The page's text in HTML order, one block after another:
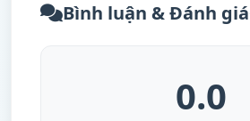
Bình luận & Đánh giá
0.0